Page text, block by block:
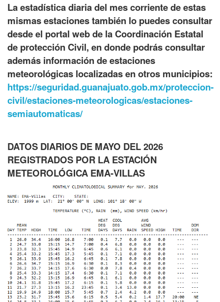
La estadística diaria del mes corriente de estas
mismas estaciones también lo puedes consultar
desde el portal web de la Coordinación Estatal
de protección Civil, en donde podrás consultar
además información de estaciones
meteorológicas localizadas en otros municipios:
https://seguridad.guanajuato.gob.mx/proteccion-
civil/estaciones-meteorologicas/estaciones-
semiautomaticas/
DATOS DIARIOS DE MAYO DEL 2026
REGISTRADOS POR LA ESTACIÓN
METEOROLÓGICA EMA-VILLAS